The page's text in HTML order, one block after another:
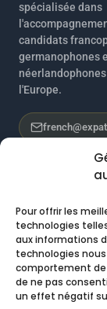
Pour offrir les
technologies
aux informations
technologies
comportement de
de ne pas
un effet négatif
spécialisée dans
candidats
germanophones
l'Europe.
OFFRES
Toutes les offres
Customer